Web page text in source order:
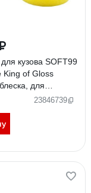
кузова SOFT99
King of Gloss
для
г 582023846739